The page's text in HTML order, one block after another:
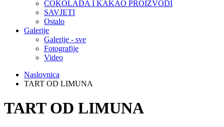
ČOKOLADA I KAKAO PROIZVODI
SAVJETI
Ostalo
Galerije
Galerije - sve
Fotografije
Video
Naslovnica
TART OD LIMUNA
TART OD LIMUNA